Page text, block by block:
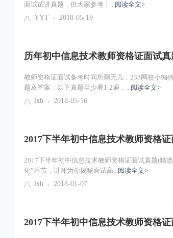
面试试讲真题，供大家参考！...阅读全文>
YYT
2018-05-19
历年初中信息技术教师资格证面试
教师资格证面试备考时间所剩无几，233网校小编
题及答案，以下真题至少看1-2遍，...阅读全文>
lxh
2018-05-16
2017下半年初中信息技术教师资格
2017下半年初中信息技术教师资格证面试真题(精
化”环节，讲师为你揭秘面试高...阅读全文>
lxh
2018-01-07
2017下半年初中信息技术教师资格